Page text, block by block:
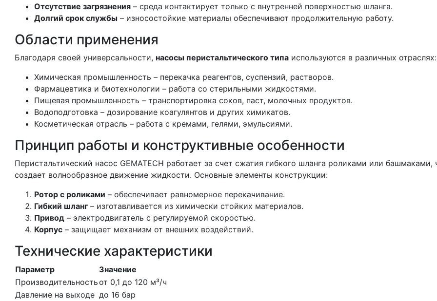
Отсутствие загрязнения – среда контактирует только с внутренней поверхностью шланга.
Долгий срок службы – износостойкие материалы обеспечивают продолжительную работу.
Области применения
Благодаря своей универсальности, насосы перистальтического типа используются в различных отраслях:
Химическая промышленность – перекачка реагентов, суспензий, растворов.
Фармацевтика и биотехнологии – работа со стерильными жидкостями.
Пищевая промышленность – транспортировка соков, паст, молочных продуктов.
Водоподготовка – дозирование коагулянтов и других химикатов.
Косметическая отрасль – работа с кремами, гелями, эмульсиями.
Принцип работы и конструктивные особенности
Перистальтический насос GEMATECH работает за счет сжатия гибкого шланга роликами или башмаками,
создает волнообразное движение жидкости. Основные элементы конструкции:
Ротор с роликами – обеспечивает равномерное перекачивание.
Гибкий шланг – изготавливается из химически стойких материалов.
Привод – электродвигатель с регулируемой скоростью.
Корпус – защищает механизм от внешних воздействий.
Технические характеристики
Параметр
Значение
Производительностьот 0,1 до 120 м³/ч
Давление на выходе до 16 бар